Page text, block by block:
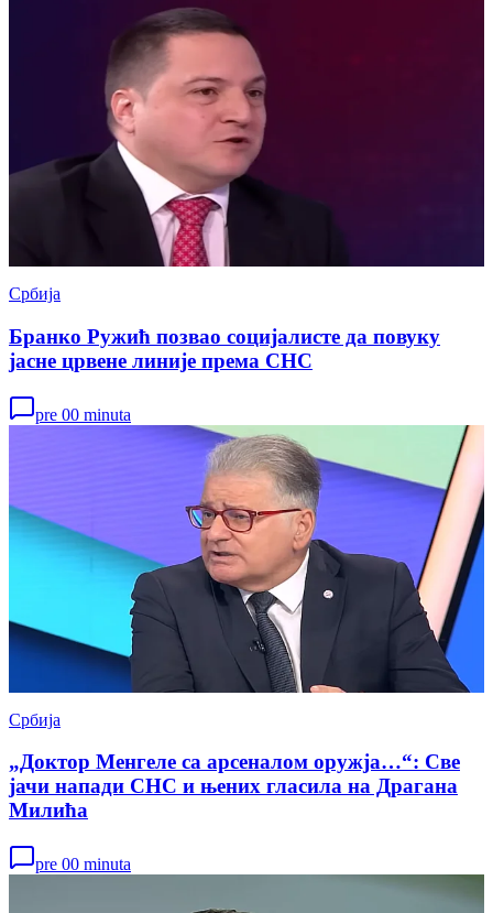
Србија
Бранко Ружић позвао социјалисте да повуку
јасне црвене линије према СНС
pre 00 minuta
Србија
„Доктор Менгеле са арсеналом оружја…“: Све
јачи напади СНС и њених гласила на Драгана
Милића
pre 00 minuta